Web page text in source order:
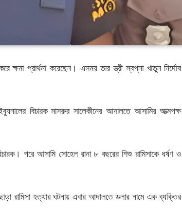
ক্ষমা প্রার্থনা করেছেন। এসময় তার স্ত্রী স্বপ্না খাতুন নির্দোষ
বিচারক মাসরুর সালেকীনের আদালতে আসামির আত্মপক্ষ
পরে আসামি সোহেল রানা ৮ বছরের শিশু রামিসাকে ধর্ষণ ও
রামিসা হত্যার ঘটনায় এবার আদালতে ডলার নামে এক ব্যক্তির